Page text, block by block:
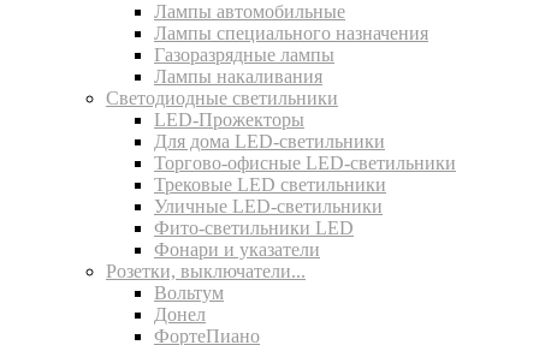
Лампы автомобильные
Лампы специального назначения
Газоразрядные лампы
Лампы накаливания
Светодиодные светильники
LED-Прожекторы
Для дома LED-светильники
Торгово-офисные LED-светильники
Трековые LED светильники
Уличные LED-светильники
Фито-светильники LED
Фонари и указатели
Розетки, выключатели...
Вольтум
Донел
ФортеПиано